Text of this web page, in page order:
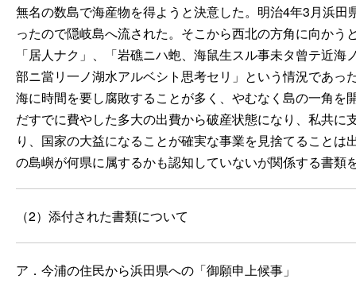
無名の数島で海産物を得ようと決意した。明治4年3月浜
ったので隠岐島へ流された。そこから西北の方角に向か
「居人ナク」、「岩礁ニハ蚫、海鼠生スル事未タ曾テ近
部ニ當リ一ノ湖水アルベシト思考セリ」という情況であ
海に時間を要し腐敗することが多く、やむなく島の一角
だすでに費やした多大の出費から破産状態になり、私共
り、国家の大益になることが確実な事業を見捨てること
の島嶼が何県に属するかも認知していないが関係する書
（2）添付された書類について
ア．今浦の住民から浜田県への「御願申上候事」